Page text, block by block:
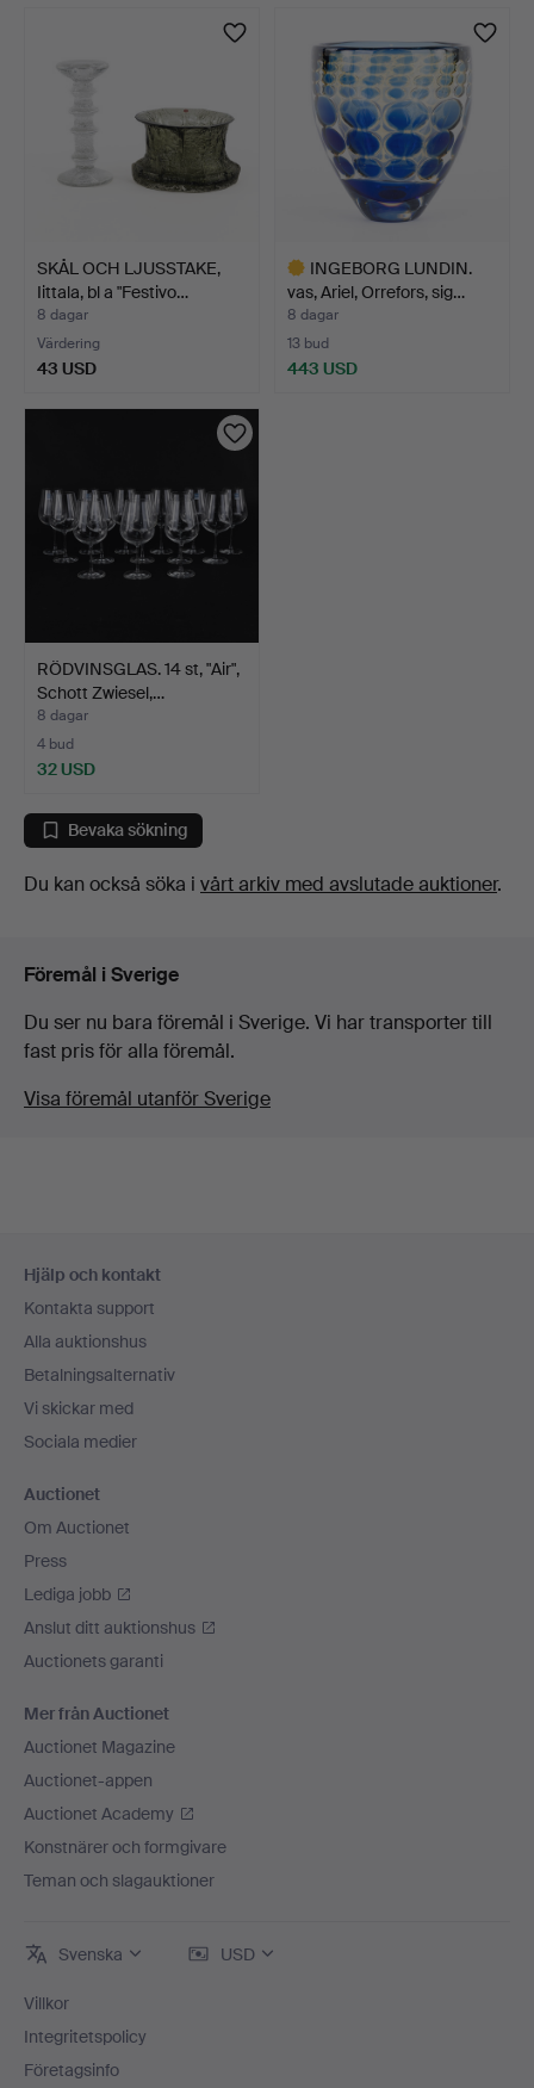
SKÅL OCH LJUSSTAKE,
Iittala, bl a "Festivo…
8 dagar
Värdering
43 USD
INGEBORG LUNDIN.
vas, Ariel, Orrefors, sig…
8 dagar
13 bud
443 USD
RÖDVINSGLAS. 14 st, "Air",
Schott Zwiesel,…
8 dagar
4 bud
32 USD
Bevaka sökning
Du kan också söka i vårt arkiv med avslutade auktioner.
Föremål i Sverige
Du ser nu bara föremål i Sverige. Vi har transporter till
fast pris för alla föremål.
Visa föremål utanför Sverige
Hjälp och kontakt
Kontakta support
Alla auktionshus
Betalningsalternativ
Vi skickar med
Sociala medier
Auctionet
Om Auctionet
Press
Lediga jobb
Anslut ditt auktionshus
Auctionets garanti
Mer från Auctionet
Auctionet Magazine
Auctionet-appen
Auctionet Academy
Konstnärer och formgivare
Teman och slagauktioner
Svenska USD
Villkor
Integritetspolicy
Företagsinfo